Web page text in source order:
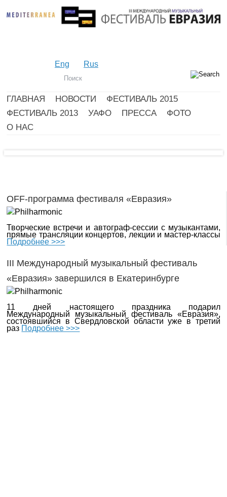
Eng Rus
ГЛАВНАЯ НОВОСТИ
ФЕСТИВАЛЬ 2015
ФЕСТИВАЛЬ 2013
УАФО ПРЕССА
ФОТО
О НАС
OFF-программа фестиваля «Евразия»
Творческие встречи и автограф-сессии с музыкантами,
прямые трансляции концертов, лекции и мастер-классы
Подробнее >>>
III Международный музыкальный фестиваль
«Евразия» завершился в Екатеринбурге
11 дней настоящего праздника подарил
Международный музыкальный фестиваль «Евразия»,
состоявшийся в Свердловской области уже в третий
раз Подробнее >>>